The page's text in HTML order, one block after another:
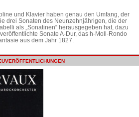
und Klavier haben genau den Umfang, der
drei Sonaten des Neunzehnjährigen, die der
als „Sonatinen“ herausgegeben hat, dazu
Sonate A-Dur, das h-Moll-Rondo
aus dem Jahr 1827.